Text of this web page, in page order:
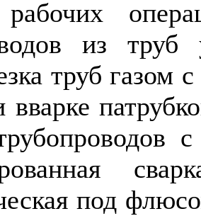
из труб
труб газом
вварке
под